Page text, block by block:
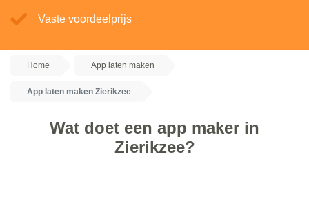
Vaste voordeelprijs
Home App laten maken
App laten maken Zierikzee
Wat doet een app maker in
Zierikzee?